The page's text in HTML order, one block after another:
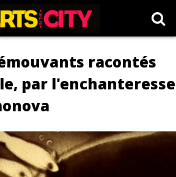
racontés
par l'enchanteresse